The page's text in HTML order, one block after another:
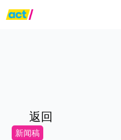
返回
新闻稿